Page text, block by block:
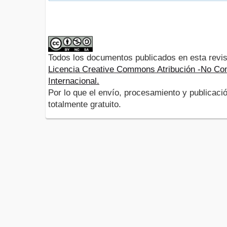
Todos los documentos publicados en esta
Licencia Creative Commons Atribución -No
Internacional.
Por lo que el envío, procesamiento y
totalmente gratuito.